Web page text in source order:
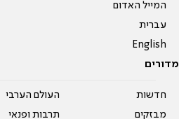
המייל האדום
עברית
English
מדורים
חדשות
מבזקים
העולם הערבי
תרבות ופנאי